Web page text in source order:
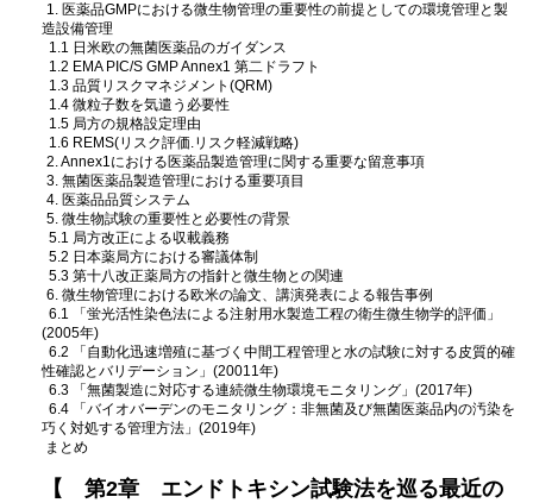
1. 医薬品GMPにおける微生物管理の重要性の前提としての環境管理と製
造設備管理
1.1 日米欧の無菌医薬品のガイダンス
1.2 EMA PIC/S GMP Annex1 第二ドラフト
1.3 品質リスクマネジメント(QRM)
1.4 微粒子数を気遣う必要性
1.5 局方の規格設定理由
1.6 REMS(リスク評価.リスク軽減戦略)
2. Annex1における医薬品製造管理に関する重要な留意事項
3. 無菌医薬品製造管理における重要項目
4. 医薬品品質システム
5. 微生物試験の重要性と必要性の背景
5.1 局方改正による収載義務
5.2 日本薬局方における審議体制
5.3 第十八改正薬局方の指針と微生物との関連
6. 微生物管理における欧米の論文、講演発表による報告事例
6.1 「蛍光活性染色法による注射用水製造工程の衛生微生物学的評価」
(2005年)
6.2 「自動化迅速増殖に基づく中間工程管理と水の試験に対する皮質的確
性確認とバリデーション」(20011年)
6.3 「無菌製造に対応する連続微生物環境モニタリング」(2017年)
6.4 「バイオバーデンのモニタリング：非無菌及び無菌医薬品内の汚染を
巧く対処する管理方法」(2019年)
まとめ
【 第2章 エンドトキシン試験法を巡る最近の